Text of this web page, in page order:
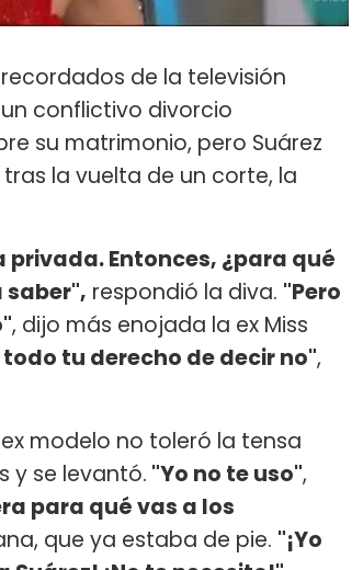
de la televisión
conflictivo divorcio
su matrimonio, pero Suárez
la vuelta de un corte, la
Entonces, ¿para qué
saber", respondió la diva. "Pero
, dijo más enojada la ex Miss
tu derecho de decir no",
modelo no toleró la tensa
y se levantó. "Yo no te uso",
para qué vas a los
que ya estaba de pie. "¡Yo